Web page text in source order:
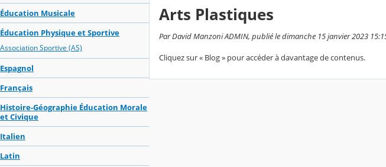
Éducation Musicale
Éducation Physique et Sportive
Association Sportive (AS)
Espagnol
Français
Histoire-Géographie Éducation Morale
et Civique
Italien
Latin
Arts Plastiques
Par David Manzoni ADMIN, publié le dimanche 15 janvier 2023
Cliquez sur « Blog » pour accéder à davantage de contenus.